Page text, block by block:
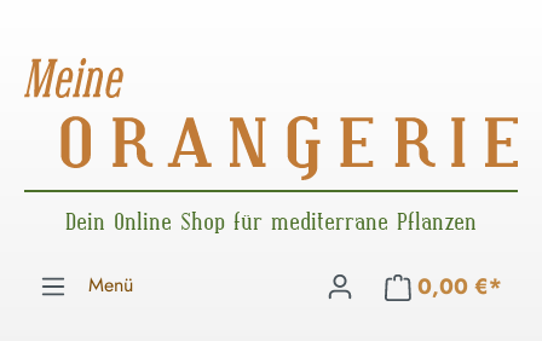
Dein Online Shop für mediterrane Pflanzen
Menü 0,00 €*